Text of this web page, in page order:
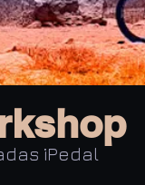
iPedal